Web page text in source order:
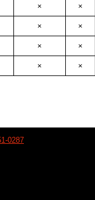
× ×
× ×
× ×
× ×
0287